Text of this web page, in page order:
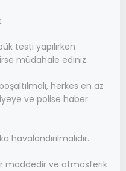
testi yapılırken
müdahale ediniz.
herkes en az
ve polise haber
maddedir ve atmosferik